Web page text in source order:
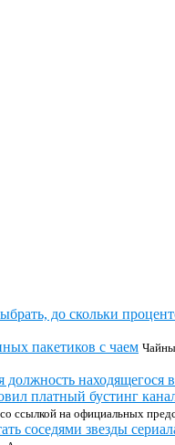
до скольки
пакетиков с чаем
должность
платный бустинг
ссылкой на официальных
соседями звезды